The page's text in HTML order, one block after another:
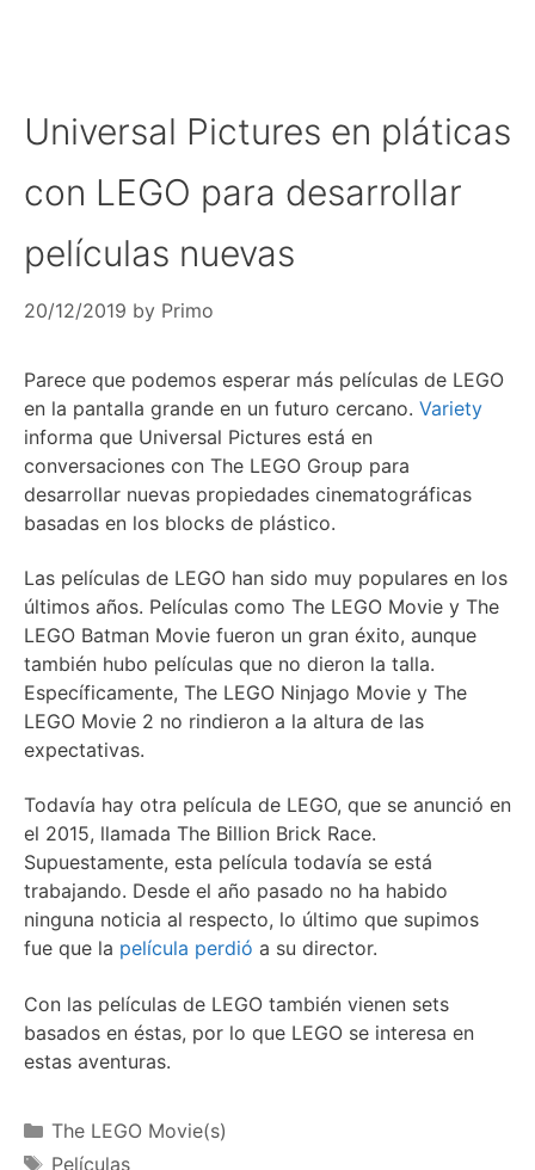
Universal Pictures en pláticas
con LEGO para desarrollar
películas nuevas
20/12/2019 by Primo
Parece que podemos esperar más películas de LEGO
en la pantalla grande en un futuro cercano. Variety
informa que Universal Pictures está en
conversaciones con The LEGO Group para
desarrollar nuevas propiedades cinematográficas
basadas en los blocks de plástico.
Las películas de LEGO han sido muy populares en los
últimos años. Películas como The LEGO Movie y The
LEGO Batman Movie fueron un gran éxito, aunque
también hubo películas que no dieron la talla.
Específicamente, The LEGO Ninjago Movie y The
LEGO Movie 2 no rindieron a la altura de las
expectativas.
Todavía hay otra película de LEGO, que se anunció en
el 2015, llamada The Billion Brick Race.
Supuestamente, esta película todavía se está
trabajando. Desde el año pasado no ha habido
ninguna noticia al respecto, lo último que supimos
fue que la película perdió a su director.
Con las películas de LEGO también vienen sets
basados en éstas, por lo que LEGO se interesa en
estas aventuras.
Categories
The LEGO Movie(s)
Tags
Películas